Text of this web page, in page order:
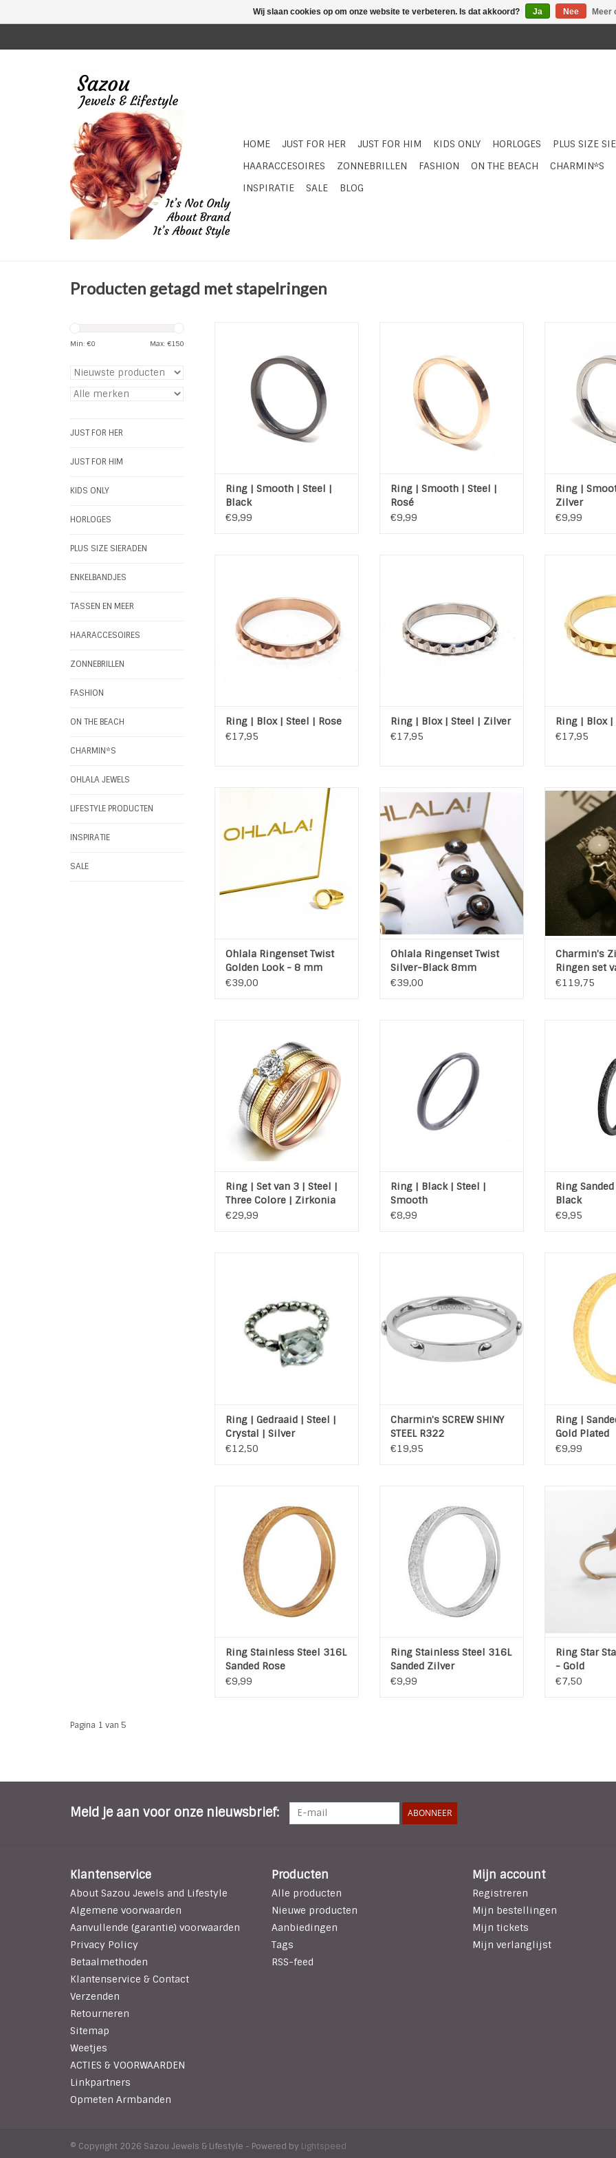
HOME JUST FOR HER JUST FOR HIM KIDS ONLY HORLOGES PLUS SIZE
HAARACCESOIRES
ZONNEBRILLEN FASHION ON THE BEACH CHARMIN*S
INSPIRATIE
SALE BLOG
Producten getagd met stapelringen
Min: €0 Max: €150
JUST FOR HER
JUST FOR HIM
KIDS ONLY
HORLOGES
PLUS SIZE SIERADEN
ENKELBANDJES
TASSEN EN MEER
HAARACCESOIRES
ZONNEBRILLEN
FASHION
ON THE BEACH
CHARMIN*S
OHLALA JEWELS
LIFESTYLE PRODUCTEN
INSPIRATIE
SALE
om zo te dragen of als
aanschuifring / stapelring in een
TOEVOEGEN AAN WINKELWAGEN
Ring | Smooth | Steel |
Black
€9,99
om zo te dragen of als
aanschuifring / stapelring in een
TOEVOEGEN AAN WINKELWAGEN
Ring | Smooth | Steel |
Rosé
€9,99
om zo te
aanschuifring /
TOEVOEGEN
Ring |
Zilver
€9,99
stapelring in een set
TOEVOEGEN AAN WINKELWAGEN
Ring | Blox | Steel | Rose
€17,95
aanschuifring.
TOEVOEGEN AAN WINKELWAGEN
Ring | Blox | Steel | Zilver
€17,95
TOEVOEGEN
Ring | Blox |
€17,95
Mooie samengestelde ringen
set van het sieradenmerk Ohlala
de Golden Look
Ring Twist Gold - 8mm
Eco Stone Creamy Shiny Pearl
Top Twist 8 mm Gold
TOEVOEGEN AAN WINKELWAGEN
Ohlala Ringenset Twist
Golden Look - 8 mm
€39,00
Ohlala samengestelde Silver
Twist ring met een Zwarte Top
twist en Eco steen Shiny Grey
Ring: Twist Shiny Steel 8mm
Top: Top Twist Black 8mm
Steen: Eco Stone Shiny Grey
8mm
Materiaal: 316L Edelstaal Gold
Plated
TOEVOEGEN AAN WINKELWAGEN
Ohlala Ringenset Twist
Silver-Black 8mm
€39,00
Charmin's
van 5
Materiaal: 925
Witte
Merk:
TOEVOEGEN
Charmin's
Ringen set
€119,75
"Set Three Colore" met één
zirkonia op de gouden ring.
Materiaal: CZ Stainless Steel
(316L) Zilver, Rose en Gold
Plated.
TOEVOEGEN AAN WINKELWAGEN
Ring | Set van 3 | Steel |
Three Colore | Zirkonia
€29,99
Dikte ring: 2 mm
TOEVOEGEN AAN WINKELWAGEN
Ring | Black | Steel |
Smooth
€8,99
Materiaal:
Dikte
TOEVOEGEN
Ring
Black
€9,95
Ring | Gedraaid | Steel |
Crystal | Silver
€12,50
Materiaal: Edelstaal (stainless
Steel 316L)
TOEVOEGEN AAN WINKELWAGEN
Charmin's SCREW SHINY
STEEL R322
€19,95
Breedte
TOEVOEGEN
Ring |
Gold Plated
€9,99
Sanded Rose
Materiaal: Stainless Steel 316L
Soort: Sanded
Breedte ring: 4 mm
TOEVOEGEN AAN WINKELWAGEN
Ring Stainless Steel 316L
Sanded Rose
€9,99
Sanded Zilver
Materiaal: Stainless Steel 316L
Breedte ring: 4 mm
TOEVOEGEN AAN WINKELWAGEN
Ring Stainless Steel 316L
Sanded Zilver
€9,99
Breedte
Grootte
Ring Star
- Gold
€7,50
Pagina 1 van 5
Meld je aan voor onze nieuwsbrief: ABONNEER
Klantenservice
About Sazou Jewels and Lifestyle
Algemene voorwaarden
Aanvullende (garantie) voorwaarden
Privacy Policy
Betaalmethoden
Klantenservice & Contact
Verzenden
Retourneren
Sitemap
Weetjes
ACTIES & VOORWAARDEN
Linkpartners
Opmeten Armbanden
Producten
Alle producten
Nieuwe producten
Aanbiedingen
Tags
RSS-feed
Mijn account
Registreren
Mijn bestellingen
Mijn tickets
Mijn verlanglijst
© Copyright 2026 Sazou Jewels & Lifestyle - Powered by Lightspeed
Wij slaan cookies op om onze website te verbeteren. Is dat akkoord? Ja Nee Meer